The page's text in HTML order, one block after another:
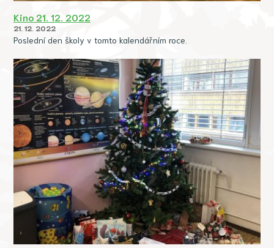
Kino 21. 12. 2022
21. 12. 2022
Poslední den školy v tomto kalendářním roce.